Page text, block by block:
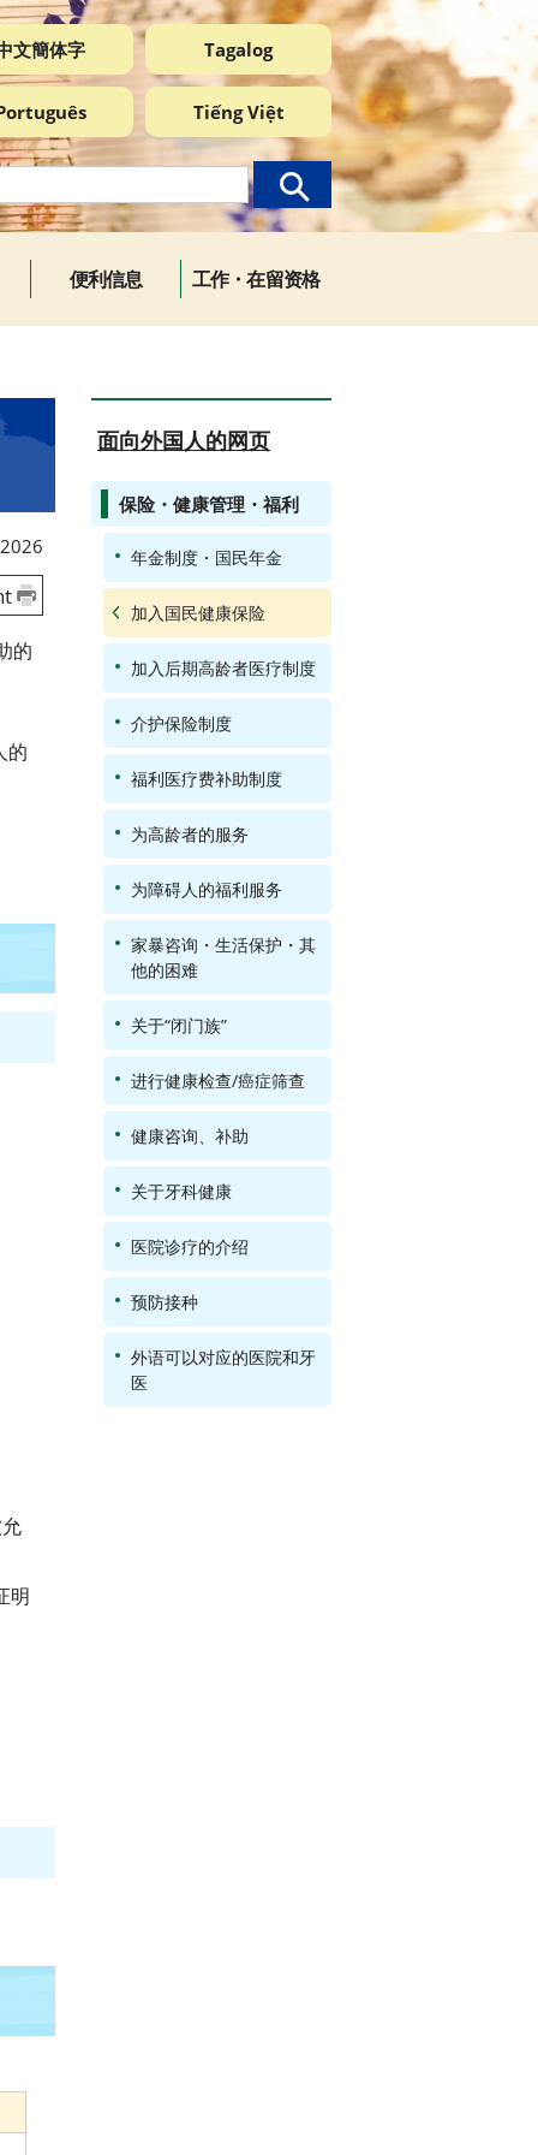
文簡体字 Tagalog
Tiếng Việt
便利信息 工作・在留资格
的
的
明
面向外国人的网页
保险・健康管理・福利
年金制度・国民年金
加入国民健康保险
加入后期高龄者医疗制度
介护保险制度
福利医疗费补助制度
为高龄者的服务
为障碍人的福利服务
家暴咨询・生活保护・其
他的困难
关于“闭门族”
进行健康检查/癌症筛查
健康咨询、补助
关于牙科健康
医院诊疗的介绍
预防接种
外语可以对应的医院和牙
医